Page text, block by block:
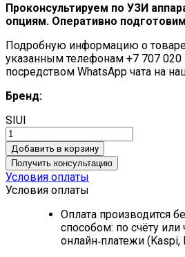
Проконсультируем по УЗИ
опциям. Оперативно
Подробную информацию о товаре
указанным телефонам +7 707 020
посредством WhatsApp чата на
Бренд:
SIUI
Добавить в корзину
Получить консультацию
Условия оплаты
Условия оплаты
Оплата производится
способом: по счёту или
онлайн‑платежи (Kaspi,